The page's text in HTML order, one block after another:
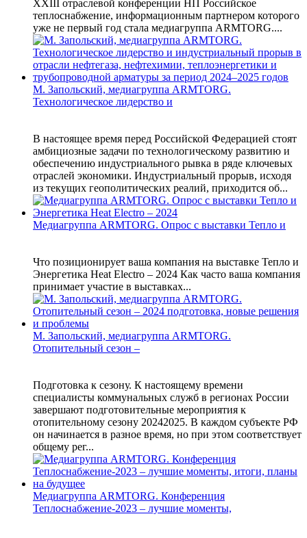
XXIII отраслевой конференции НП Российское
теплоснабжение, информационным партнером которого
уже не первый год стала медиагруппа ARMTORG....
М. Запольский, медиагруппа ARMTORG.
Технологическое лидерство и
В настоящее время перед Российской Федерацией стоят
амбициозные задачи по технологическому развитию и
обеспечению индустриального рывка в ряде ключевых
отраслей экономики. Индустриальный прорыв, исходя
из текущих геополитических реалий, приходится об...
Медиагруппа ARMTORG. Опрос с выставки Тепло и
Что позиционирует ваша компания на выставке Тепло и
Энергетика Heat Electro – 2024 Как часто ваша компания
принимает участие в выставках...
М. Запольский, медиагруппа ARMTORG.
Отопительный сезон –
Подготовка к сезону. К настоящему времени
специалисты коммунальных служб в регионах России
завершают подготовительные мероприятия к
отопительному сезону 20242025. В каждом субъекте РФ
он начинается в разное время, но при этом соответствует
общему рег...
Медиагруппа ARMTORG. Конференция
Теплоснабжение-2023 – лучшие моменты,